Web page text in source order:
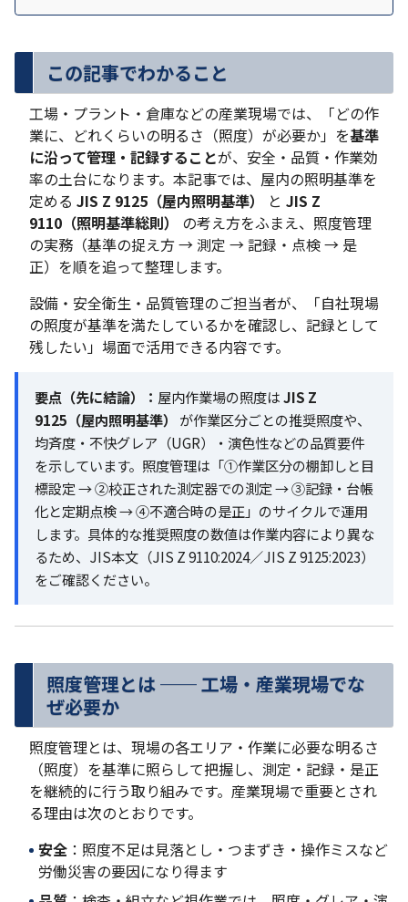
この記事でわかること
工場・プラント・倉庫などの産業現場では、「どの作
業に、どれくらいの明るさ（照度）が必要か」を基準
に沿って管理・記録することが、安全・品質・作業効
率の土台になります。本記事では、屋内の照明基準を
定める JIS Z 9125（屋内照明基準） と JIS Z
9110（照明基準総則）
の考え方をふまえ、照度管理
の実務（基準の捉え方 → 測定 → 記録・点検 → 是
正）を順を追って整理します。
設備・安全衛生・品質管理のご担当者が、「自社現場
の照度が基準を満たしているかを確認し、記録として
残したい」場面で活用できる内容です。
要点（先に結論）： 屋内作業場の照度はJIS Z
9125（屋内照明基準）
が作業区分ごとの推奨照度や、
均斉度・不快グレア（UGR）・演色性などの品質要件
を示しています。照度管理は「①作業区分の棚卸しと目
標設定 → ②校正された測定器での測定 → ③記録・台帳
化と定期点検 → ④不適合時の是正」のサイクルで運用
します。具体的な推奨照度の数値は作業内容により異な
るため、JIS本文（JIS Z 9110:2024／JIS Z 9125:2023）
をご確認ください。
照度管理とは ── 工場・産業現場でな
ぜ必要か
照度管理とは、現場の各エリア・作業に必要な明るさ
（照度）を基準に照らして把握し、測定・記録・是正
を継続的に行う取り組みです。産業現場で重要とされ
る理由は次のとおりです。
安全：照度不足は見落とし・つまずき・操作ミスなど
労働災害の要因になり得ます